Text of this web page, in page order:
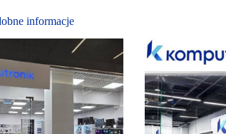
informacje